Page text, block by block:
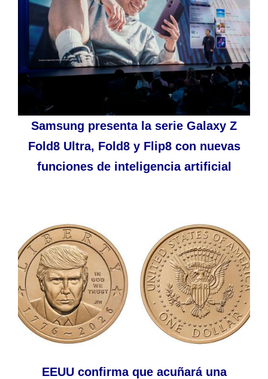
Samsung presenta la serie Galaxy Z
Fold8 Ultra, Fold8 y Flip8 con nuevas
funciones de inteligencia artificial
EEUU confirma que acuñará una